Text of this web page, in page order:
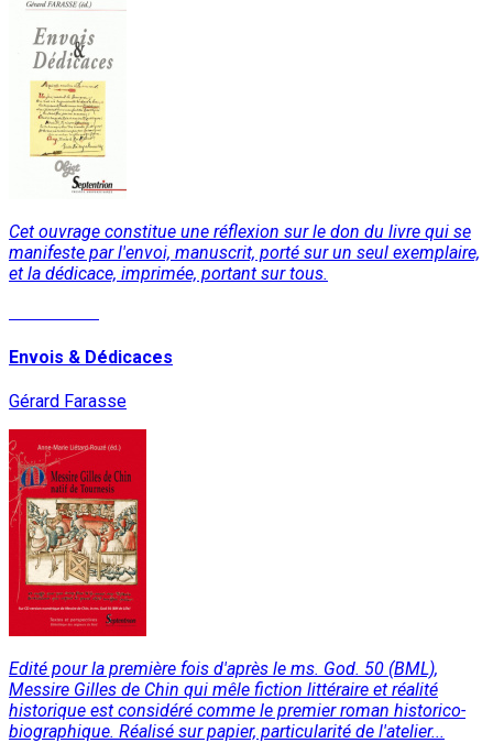
Cet ouvrage constitue une réflexion sur le don du livre qui se
manifeste par l'envoi, manuscrit, porté sur un seul exemplaire,
et la dédicace, imprimée, portant sur tous.
Envois & Dédicaces
Gérard Farasse
Edité pour la première fois d'après le ms. God. 50 (BML),
Messire Gilles de Chin qui mêle fiction littéraire et réalité
historique est considéré comme le premier roman historico-
biographique. Réalisé sur papier, particularité de l'atelier...